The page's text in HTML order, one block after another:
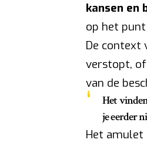
kansen en
op het
De context
verstopt,
van de
Het
je eerder
Het amulet